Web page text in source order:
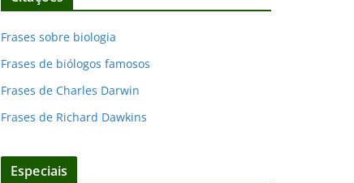
Frases sobre biologia
Frases de biólogos famosos
Frases de Charles Darwin
Frases de Richard Dawkins
Especiais